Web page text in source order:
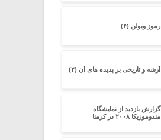
رموز ویولن (۶)
آرشه و تاریخی بر پدیده های آن (۲)
گزارش بازدید از نمایشگاه
مندوموزیکا ۲۰۰۸ در کرمنا